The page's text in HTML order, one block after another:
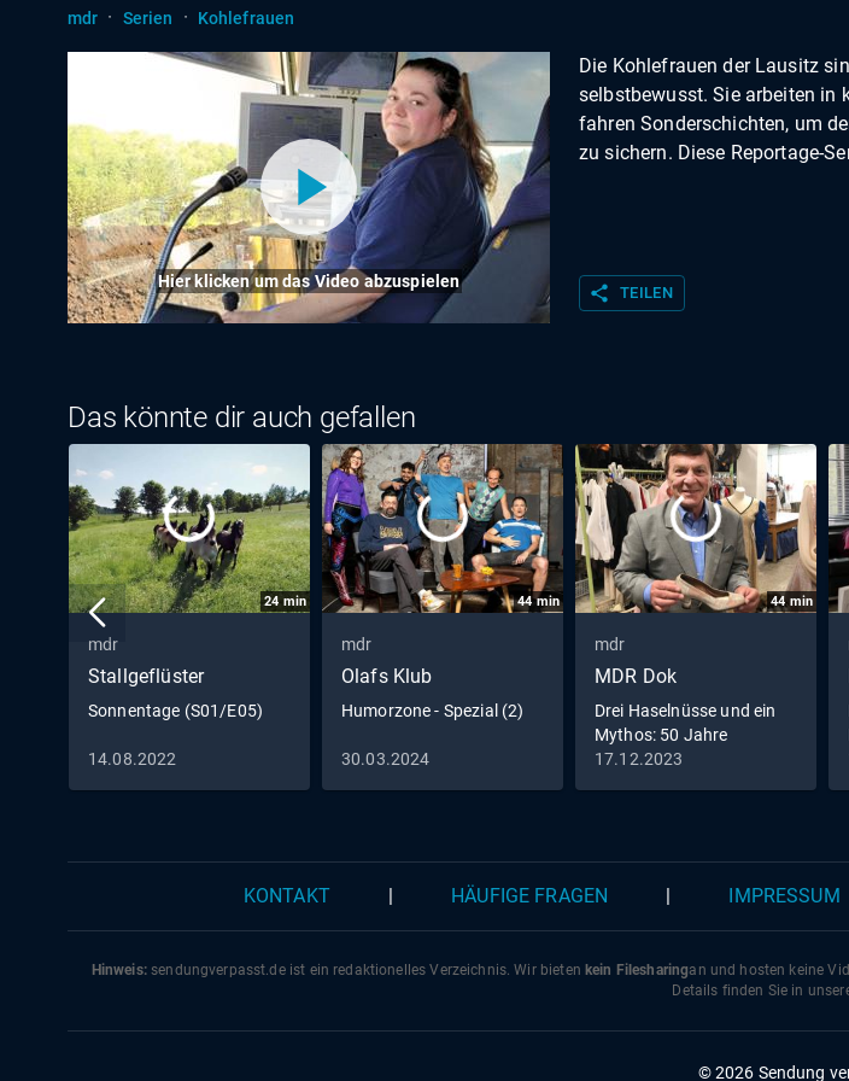
mdr · Serien · Kohlefrauen
Hier klicken um das Video abzuspielen
Die Kohlefrauen der Lausitz
selbstbewusst. Sie arbeiten in
fahren Sonderschichten, um
zu sichern. Diese Reportage-
share TEILEN
Das könnte dir auch gefallen
24min
mdr
Stallgeflüster
Sonnentage (S01/E05)
14.08.2022
44min
mdr
Olafs Klub
Humorzone - Spezial (2)
30.03.2024
44min
mdr
MDR Dok
Drei Haselnüsse und ein
Mythos: 50 Jahre
Aschenbrödel
17.12.2023
KONTAKT HÄUFIGE FRAGEN IMPRESSUM
Hinweis:sendungverpasst.deist ein redaktionelles Verzeichnis. Wir bieten kein Filesharingan und hosten keine
Details finden Sie in
© 2026 Sendung